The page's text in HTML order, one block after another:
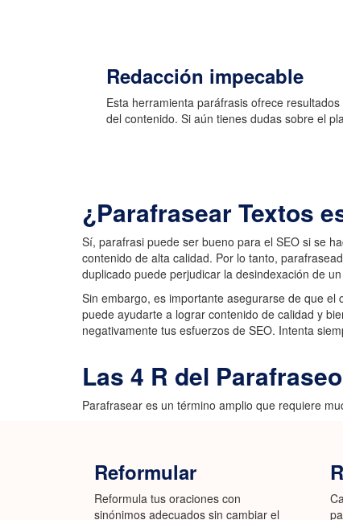
Redacción impecable
Esta herramienta paráfrasis ofrece
del contenido. Si aún tienes dudas sobre el
¿Parafrasear Textos
Sí, parafrasi puede ser bueno para el SEO si se
contenido de alta calidad. Por lo tanto,
duplicado puede perjudicar la desindexación de
Sin embargo, es importante asegurarse de que
puede ayudarte a lograr contenido de calidad y
negativamente tus esfuerzos de SEO. Intenta
Las 4 R del Parafraseo
Parafrasear es un término amplio que requiere
Reformular
Reformula tus oraciones con
sinónimos adecuados sin cambiar el